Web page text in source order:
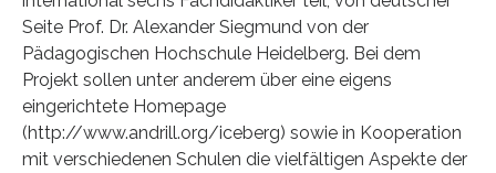
Seite Prof. Dr. Alexander Siegmund von der
Pädagogischen Hochschule Heidelberg. Bei dem
Projekt sollen unter anderem über eine eigens
eingerichtete Homepage
(http://www.andrill.org/iceberg) sowie in Kooperation
mit verschiedenen Schulen die vielfältigen Aspekte der